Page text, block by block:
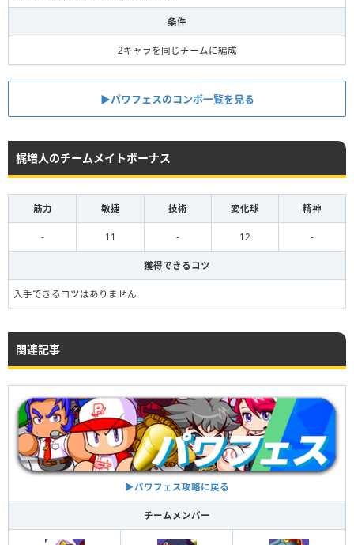
条件
2キャラを同じチームに編成
▶︎パワフェスのコンボ一覧を見る
梶増人のチームメイトボーナス
筋力 敏捷 技術 変化球 精神
- 11 - 12 -
獲得できるコツ
入手できるコツはありません
関連記事
▶︎パワフェス攻略に戻る
チームメンバー